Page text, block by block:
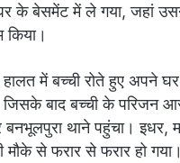
के बेसमेंट में ले गया, जहां
में बच्ची रोते हुए अपने
जिसके बाद बच्ची के परिजन
थाने पहुंचा। इधर,
मौके से फरार से फरार हो